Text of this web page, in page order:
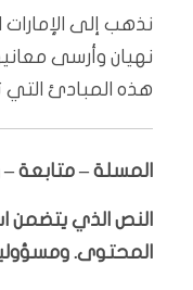
نذهب إلى
نهيان وأرسى
هذه المبادئ التي
المسلة – متابعة –
النص الذي يتضمن
المحتوى.